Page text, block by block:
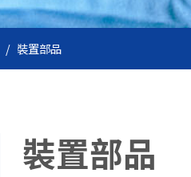
裝置部品
裝置部品